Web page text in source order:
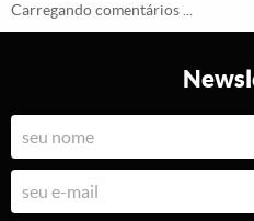
Carregando comentários ...